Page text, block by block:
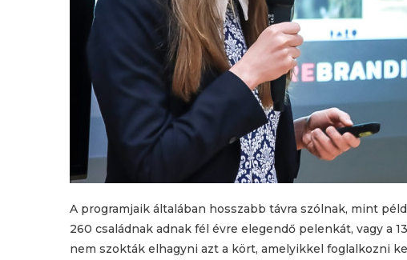
A programjaik általában hosszabb távra szólnak, mint
260 családnak adnak fél évre elegendő pelenkát, vagy a
nem szokták elhagyni azt a kört, amelyikkel foglalkozni